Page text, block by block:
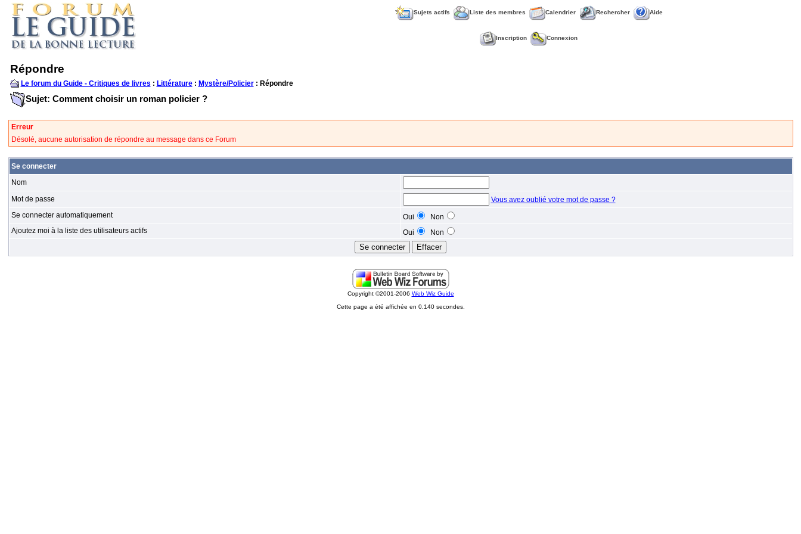
Sujets actifs Liste des membres Calendrier Rechercher Aide
Inscription Connexion
Répondre
Le forum du Guide - Critiques de livres : Littérature: Mystère/Policier: Répondre
Sujet: Comment choisir un roman policier ?
Erreur
Désolé, aucune autorisation de répondre au message dans ce Forum
Se connecter
Nom
Mot de passe
Vous avez oublié votre mot de passe ?
Se connecter automatiquement
Oui
Non
Ajoutez moi à la liste des utilisateurs actifs
Oui Non
Copyright ©2001-2006 Web Wiz Guide
Cette page a été affichée en 0.140 secondes.